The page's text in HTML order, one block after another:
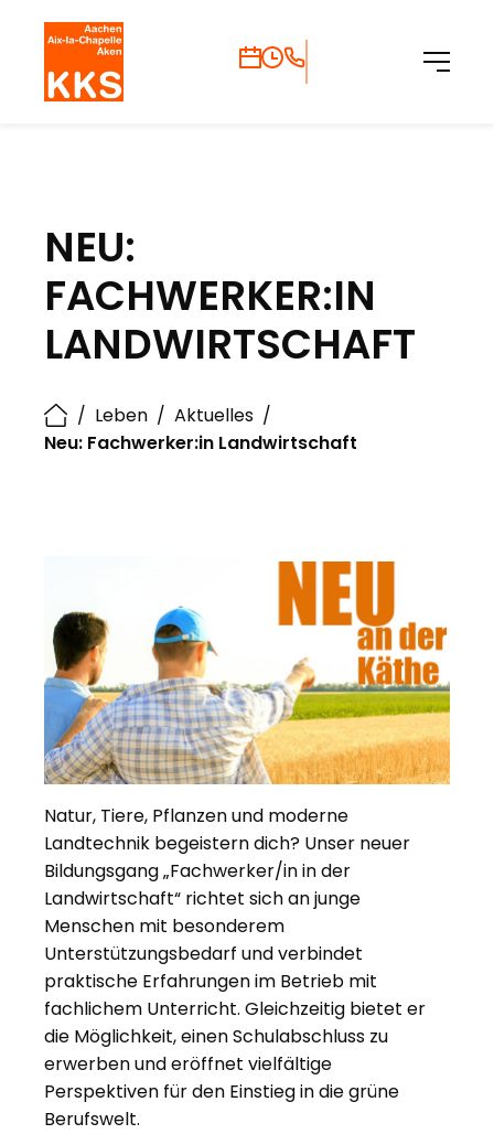
NEU:
FACHWERKER:IN
LANDWIRTSCHAFT
/ Leben / Aktuelles /
Neu: Fachwerker:in Landwirtschaft
Natur, Tiere, Pflanzen und moderne
Landtechnik begeistern dich? Unser neuer
Bildungsgang „Fachwerker/in in der
Landwirtschaft“ richtet sich an junge
Menschen mit besonderem
Unterstützungsbedarf und verbindet
praktische Erfahrungen im Betrieb mit
fachlichem Unterricht. Gleichzeitig bietet er
die Möglichkeit, einen Schulabschluss zu
erwerben und eröffnet vielfältige
Perspektiven für den Einstieg in die grüne
Berufswelt.